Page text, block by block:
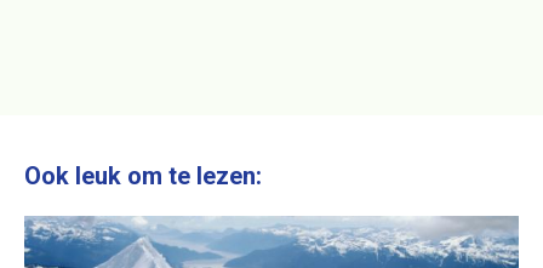
Ook leuk om te lezen: